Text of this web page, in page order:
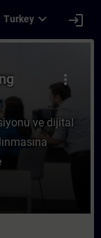
Turkey expand_more login
more_vert
ve dijital